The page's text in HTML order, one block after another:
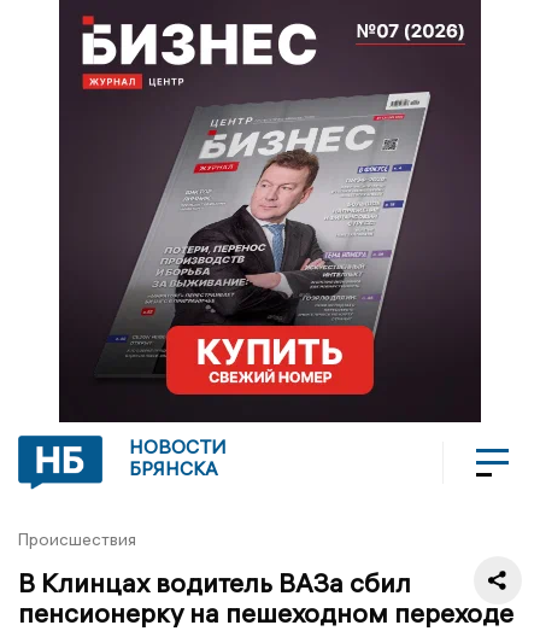
НОВОСТИ
БРЯНСКА
Происшествия
В Клинцах водитель ВАЗа сбил
пенсионерку на пешеходном переходе